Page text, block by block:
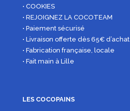
• COOKIES
• REJOIGNEZ LA COCOTEAM
• Paiement sécurisé
• Livraison offerte dès 65€ d’achat
• Fabrication française, locale
• Fait main à Lille
LES COCOPAINS